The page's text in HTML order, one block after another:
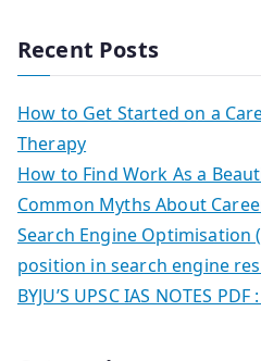
Recent Posts
How to Get Started on a
Therapy
How to Find Work As a
Common Myths About
Search Engine Optimisation
position in search engine
BYJU’S UPSC IAS NOTES